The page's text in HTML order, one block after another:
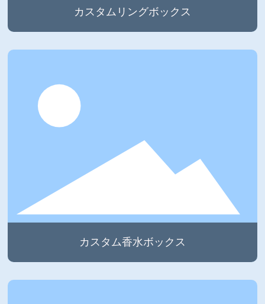
カスタムリングボックス
カスタム香水ボックス